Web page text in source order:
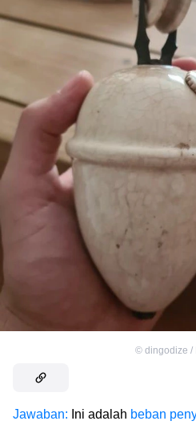
© dingodize /
Jawaban: Ini adalah beban